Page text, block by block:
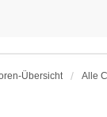
Übersicht Alle